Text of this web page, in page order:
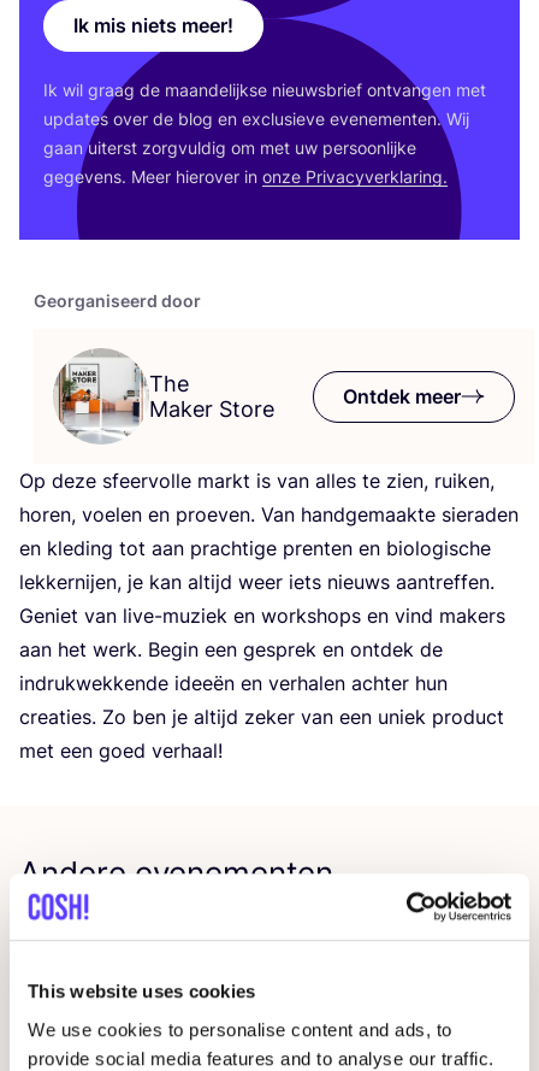
This website uses cookies
We use cookies to personalise content and ads, to
provide social media features and to analyse our traffic.
Georganiseerd door
The
Maker Store
Ontdek meer
Op deze sfeer­vol­le markt is van alles te zien, rui­ken,
horen, voe­len en proe­ven. Van hand­ge­maak­te sie­ra­den
en kle­ding tot aan prach­ti­ge pren­ten en bio­lo­gi­sche
lek­ker­nij­en, je kan altijd weer iets nieuws aantreffen.
Geniet van live-muziek en work­shops en vind makers
aan het werk. Begin een gesprek en ont­dek de
indruk­wek­ken­de idee­ën en ver­ha­len ach­ter hun
cre­a­ties. Zo ben je altijd zeker van een uniek pro­duct
met een goed verhaal!
Ik mis niets meer!
Ik wil graag de maan­de­lijk­se nieuws­brief ont­van­gen met
upda­tes over de blog en exclu­sie­ve eve­ne­men­ten. Wij
gaan uiterst zorg­vul­dig om met uw per­soon­lij­ke
gege­vens. Meer hier­over in onze Pri­va­cy­ver­kla­ring.
Andere evenementen